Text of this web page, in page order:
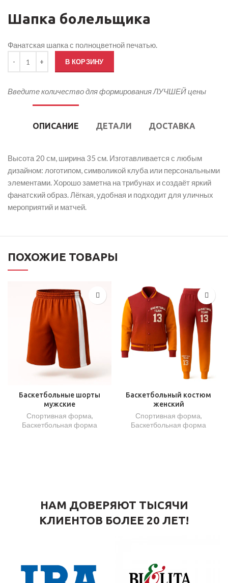
Шапка болельщика
Фанатская шапка с полноцветной печатью.
В КОРЗИНУ
Введите количество для формирования ЛУЧШЕЙ цены
ОПИСАНИЕ ДЕТАЛИ ДОСТАВКА
Высота 20 см, ширина 35 см. Изготавливается с любым
дизайном: логотипом, символикой клуба или персональными
элементами. Хорошо заметна на трибунах и создаёт яркий
фанатский образ. Лёгкая, удобная и подходит для уличных
мероприятий и матчей.
ПОХОЖИЕ ТОВАРЫ
Баскетбольные шорты
мужские
Спортивная форма,
Баскетбольная форма
Баскетбольный костюм
женский
Спортивная форма,
Баскетбольная форма
НАМ ДОВЕРЯЮТ ТЫСЯЧИ
КЛИЕНТОВ БОЛЕЕ 20 ЛЕТ!